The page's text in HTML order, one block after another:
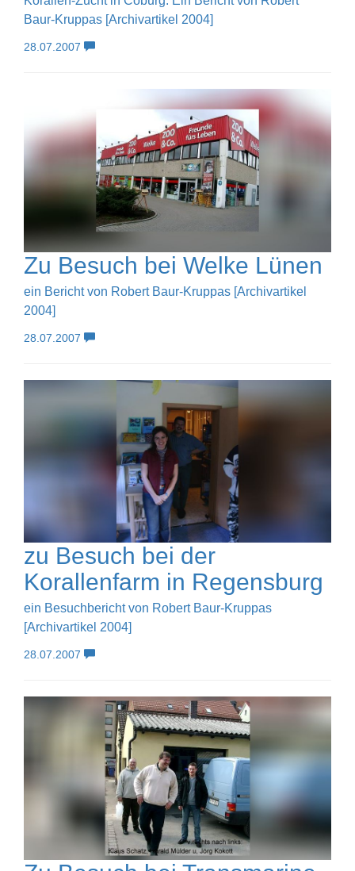
Baur-Kruppas [Archivartikel 2004]
28.07.2007
Zu Besuch bei Welke Lünen
ein Bericht von Robert Baur-Kruppas [Archivartikel
2004]
28.07.2007
zu Besuch bei der
Korallenfarm in Regensburg
ein Besuchbericht von Robert Baur-Kruppas
[Archivartikel 2004]
28.07.2007